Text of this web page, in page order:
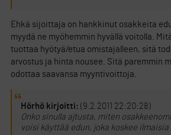
Ehkä sijoittaja on hankkinut osakkeita
myydä ne myöhemmin hyvällä voitolla.
tuottaa hyötyä/etua omistajalleen, sitä
arvostus ja hinta nousee. Sitä paremmin
odottaa saavansa myyntivoittoja.
Hörhö kirjoitti: (9.2.2011 22:20:28)
Onko sinulla ajtusta, miten
voisi käyttää edun, joka koskee ilmaisia